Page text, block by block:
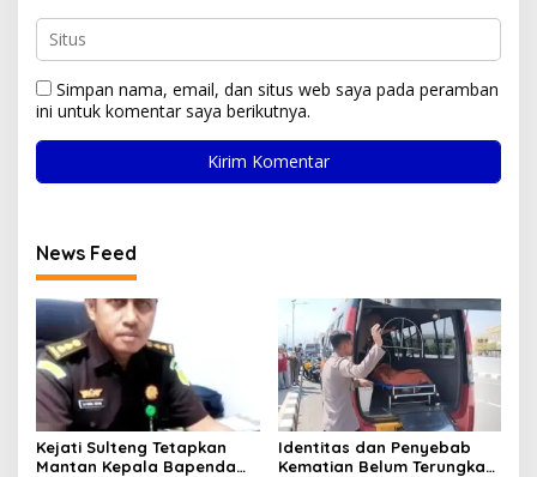
Simpan nama, email, dan situs web saya pada peramban
ini untuk komentar saya berikutnya.
News Feed
Kejati Sulteng Tetapkan
Mantan Kepala Bapenda
Identitas dan Penyebab
Kematian Belum Terungkap,